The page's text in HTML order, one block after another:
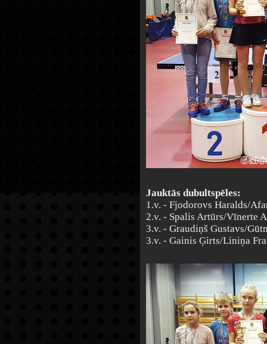
Jauktās dubultspēles:
1.v. - Fjodorovs Haralds/
2.v. - Spalis Artūrs/Vīnerte
3.v. - Graudiņš Gustavs/
3.v. - Gainis Ģirts/Liniņa